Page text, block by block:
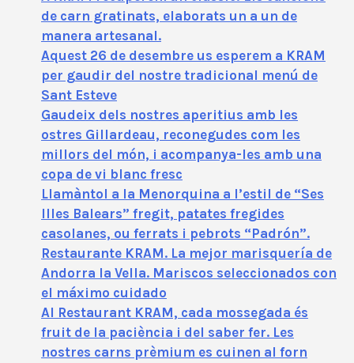
de carn gratinats, elaborats un a un de
manera artesanal.
Aquest 26 de desembre us esperem a KRAM
per gaudir del nostre tradicional menú de
Sant Esteve
Gaudeix dels nostres aperitius amb les
ostres Gillardeau, reconegudes com les
millors del món, i acompanya-les amb una
copa de vi blanc fresc
Llamàntol a la Menorquina a l’estil de “Ses
Illes Balears” fregit, patates fregides
casolanes, ou ferrats i pebrots “Padrón”.
Restaurante KRAM. La mejor marisquería de
Andorra la Vella. Mariscos seleccionados con
el máximo cuidado
Al Restaurant KRAM, cada mossegada és
fruit de la paciència i del saber fer. Les
nostres carns prèmium es cuinen al forn